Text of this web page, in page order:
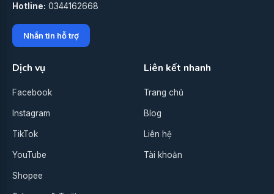
Hotline: 0344162668
Nhắn tin hỗ trợ
Dịch vụ
Facebook
Instagram
TikTok
YouTube
Shopee
Liên kết nhanh
Trang chủ
Blog
Liên hệ
Tài khoản